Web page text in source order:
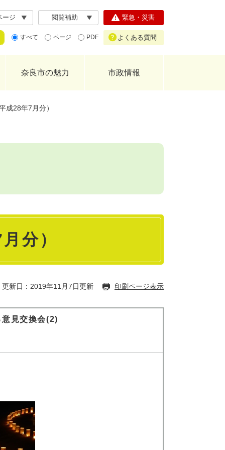
ージ 閲覧補助
すべて ページ PDF
緊急・災害
よくある質問
奈良市の魅力 市政情報
成28年7月分）
分）
更新日：2019年11月7日更新 印刷ページ表示
見交換会(2)